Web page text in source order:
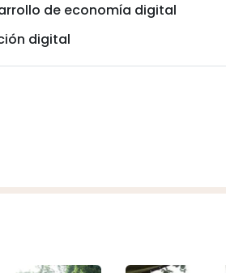
de economía digital
digital